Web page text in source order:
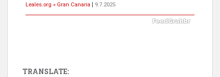
Leales.org » Gran Canaria
9.7.2025
TRANSLATE: